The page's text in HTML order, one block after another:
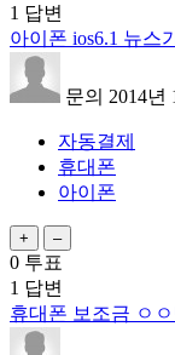
1 답변
아이폰 ios6.1 뉴스
문의 2014년
자동결제
휴대폰
아이폰
0 투표
1 답변
휴대폰 보조금 ㅇ